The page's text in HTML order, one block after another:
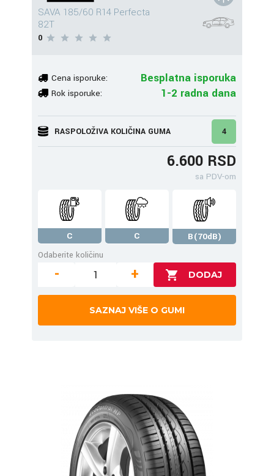
SAVA 185/60 R14 Perfecta
82T
0
Cena isporuke: Besplatna isporuka
Rok isporuke: 1-2 radna dana
RASPOLOŽIVA KOLIČINA GUMA 4
6.600 RSD
sa PDV-om
C C
B(70dB)
Odaberite količinu
- +
SAZNAJ VIŠE O GUMI